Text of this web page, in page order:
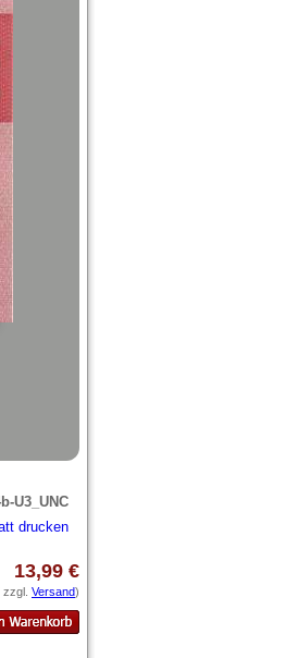
U3_UNC
drucken
13,99 €
zzgl. Versand)